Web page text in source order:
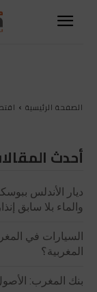
الصفحة الرئيسية
أحدث
ديار الأندلس
والماء بلا سابق إنذار
السيارات في
المغربية؟
بنك المغرب: الأصول